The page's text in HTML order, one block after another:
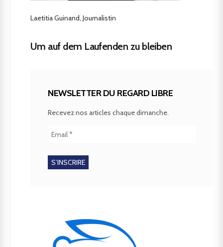
Laetitia Guinand, Journalistin
Um auf dem Laufenden zu bleiben
NEWSLETTER DU REGARD LIBRE
Recevez nos articles chaque dimanche.